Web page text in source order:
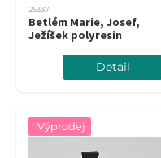
25337
Betlém Marie, Josef,
Ježíšek polyresin
Detail
Výprodej